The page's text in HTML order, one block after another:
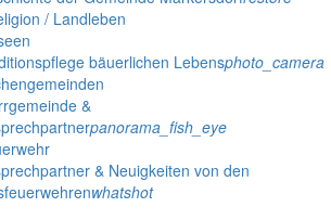
/ Landleben
bäuerlichen Lebensphoto_camera
&
panorama_fish_eye
& Neuigkeiten von den
whatshot